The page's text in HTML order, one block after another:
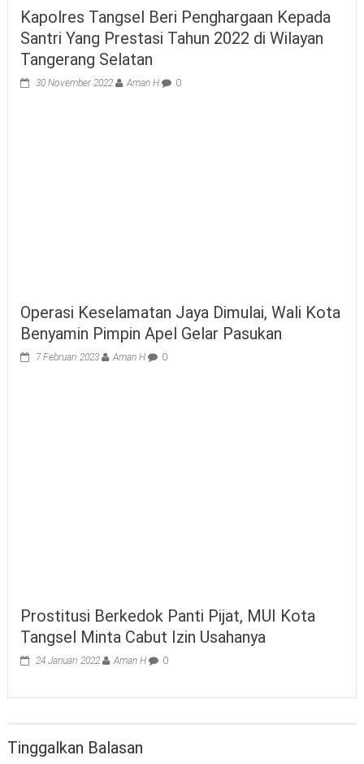
Kapolres Tangsel Beri Penghargaan Kepada
Santri Yang Prestasi Tahun 2022 di Wilayan
Tangerang Selatan
30 November 2022 Aman H 0
Operasi Keselamatan Jaya Dimulai, Wali Kota
Benyamin Pimpin Apel Gelar Pasukan
7 Februari 2023 Aman H 0
Prostitusi Berkedok Panti Pijat, MUI Kota
Tangsel Minta Cabut Izin Usahanya
24 Januari 2022 Aman H 0
Tinggalkan Balasan